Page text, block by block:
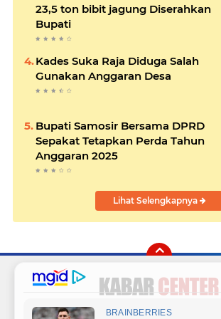
23,5 ton bibit jagung Diserahkan
Bupati
Kades Suka Raja Diduga Salah
Gunakan Anggaran Desa
Bupati Samosir Bersama DPRD
Sepakat Tetapkan Perda Tahun
Anggaran 2025
Lihat Selengkapnya